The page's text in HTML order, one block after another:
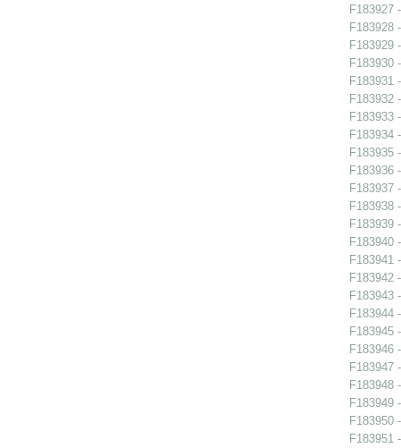
F183927
F183928
F183929
F183930
F183931
F183932
F183933
F183934
F183935
F183936
F183937
F183938
F183939
F183940
F183941
F183942
F183943
F183944
F183945
F183946
F183947
F183948
F183949
F183950
F183951